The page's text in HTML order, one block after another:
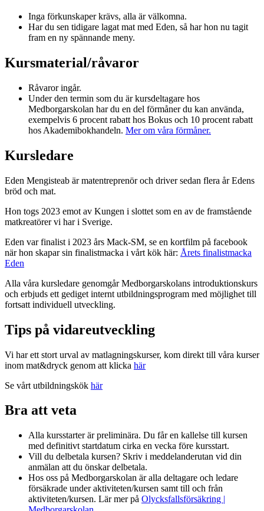
Inga förkunskaper krävs, alla är välkomna.
Har du sen tidigare lagat mat med Eden, så har hon nu tagit
fram en ny spännande meny.
Kursmaterial/råvaror
Råvaror ingår.
Under den termin som du är kursdeltagare hos
Medborgarskolan har du en del förmåner du kan använda,
exempelvis 6 procent rabatt hos Bokus och 10 procent rabatt
hos Akademibokhandeln. Mer om våra förmåner.
Kursledare
Eden Mengisteab är matentreprenör och driver sedan flera år Edens
bröd och mat.
Hon togs 2023 emot av Kungen i slottet som en av de framstående
matkreatörer vi har i Sverige.
Eden var finalist i 2023 års Mack-SM, se en kortfilm på facebook
när hon skapar sin finalistmacka i vårt kök här: Årets finalistmacka
Eden
Alla våra kursledare genomgår Medborgarskolans introduktionskurs
och erbjuds ett gediget internt utbildningsprogram med möjlighet till
fortsatt individuell utveckling.
Tips på vidareutveckling
Vi har ett stort urval av matlagningskurser, kom direkt till våra kurser
inom mat&dryck genom att klicka här
Se vårt utbildningskök här
Bra att veta
Alla kursstarter är preliminära. Du får en kallelse till kursen
med definitivt startdatum cirka en vecka före kursstart.
Vill du delbetala kursen? Skriv i meddelanderutan vid din
anmälan att du önskar delbetala.
Hos oss på Medborgarskolan är alla deltagare och ledare
försäkrade under aktiviteten/kursen samt till och från
aktiviteten/kursen. Lär mer på Olycksfallsförsäkring |